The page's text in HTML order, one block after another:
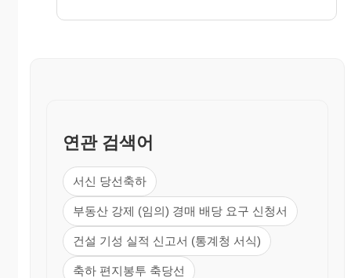
연관 검색어
서신 당선축하
부동산 강제 (임의) 경매 배당 요구 신청서
건설 기성 실적 신고서 (통계청 서식)
축하 편지봉투 축당선